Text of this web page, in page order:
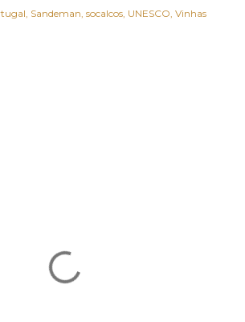
Sandeman socalcos UNESCO Vinhas